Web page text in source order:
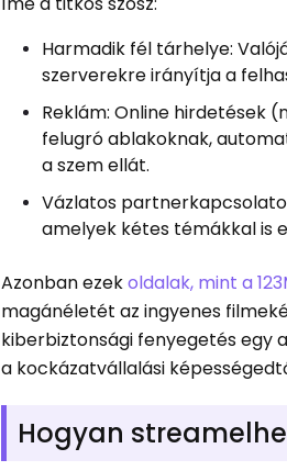
Harmadik fél tárhelye:
szerverekre irányítja a
Reklám: Online hirdetések
felugró ablakoknak,
a szem ellát.
Vázlatos
amelyek kétes témákkal is
Azonban ezekoldalak, mint a
magánéletét az ingyenes
kiberbiztonsági fenyegetés egy
a kockázatvállalási
Hogyan